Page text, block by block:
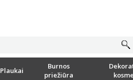
Plaukai
Burnos
priežiūra